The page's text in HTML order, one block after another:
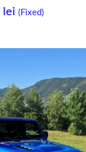
lei (Fixed)